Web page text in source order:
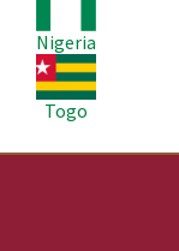
Nigeria
Image
Togo